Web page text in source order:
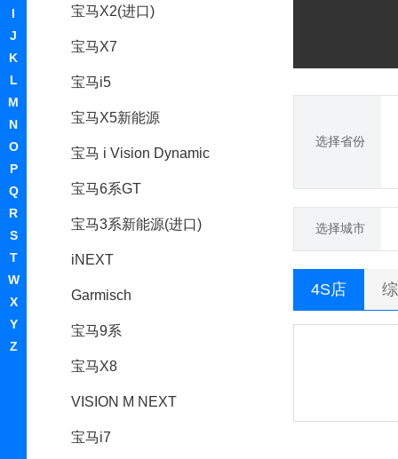
I
J
K
L
M
N
O
P
Q
R
S
T
W
X
Y
Z
宝马X2(进口)
宝马X7
宝马i5
宝马X5新能源
宝马 i Vision Dynamic
宝马6系GT
宝马3系新能源(进口)
iNEXT
Garmisch
宝马9系
宝马X8
VISION M NEXT
宝马i7
选择省份
选择城市
4S店